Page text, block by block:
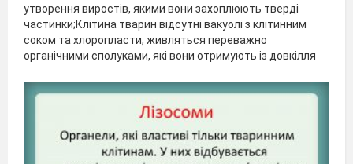
утворення виростів, якими вони захоплюють тверді
частинки;Клітина тварин відсутні вакуолі з клітинним
соком та хлоропласти; живляться переважно
органічними сполуками, які вони отримують із довкілля